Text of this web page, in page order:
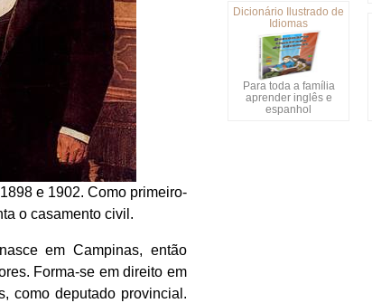
e 1902. Como primeiro-
o casamento civil.
em Campinas, então
Forma-se em direito em
como deputado provincial.
Dicionário Ilustrado de
Idiomas
Para toda a família
aprender inglês e
espanhol